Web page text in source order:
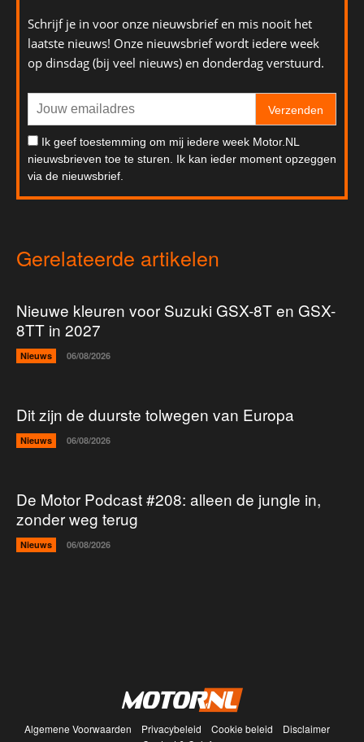
Schrijf je in voor onze nieuwsbrief en mis nooit het
laatste nieuws! Onze nieuwsbrief wordt iedere week
op dinsdag (bij veel nieuws) en donderdag verstuurd.
Verzenden
Ik geef toestemming om mij iedere week Motor.NL
nieuwsbrieven toe te sturen. Ik kan ieder moment opzeggen
via de nieuwsbrief.
Gerelateerde artikelen
Nieuwe kleuren voor Suzuki GSX-8T en GSX-
8TT in 2027
Nieuws 06/08/2026
Dit zijn de duurste tolwegen van Europa
Nieuws 06/08/2026
De Motor Podcast #208: alleen de jungle in,
zonder weg terug
Nieuws 06/08/2026
Algemene Voorwaarden Privacybeleid Cookie beleid
Disclaimer